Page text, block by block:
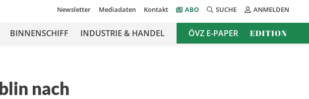
Newsletter Mediadaten Kontakt ABO SUCHE ANMELDEN
BINNENSCHIFF INDUSTRIE & HANDEL ÖVZ E-PAPER EDITION
nach